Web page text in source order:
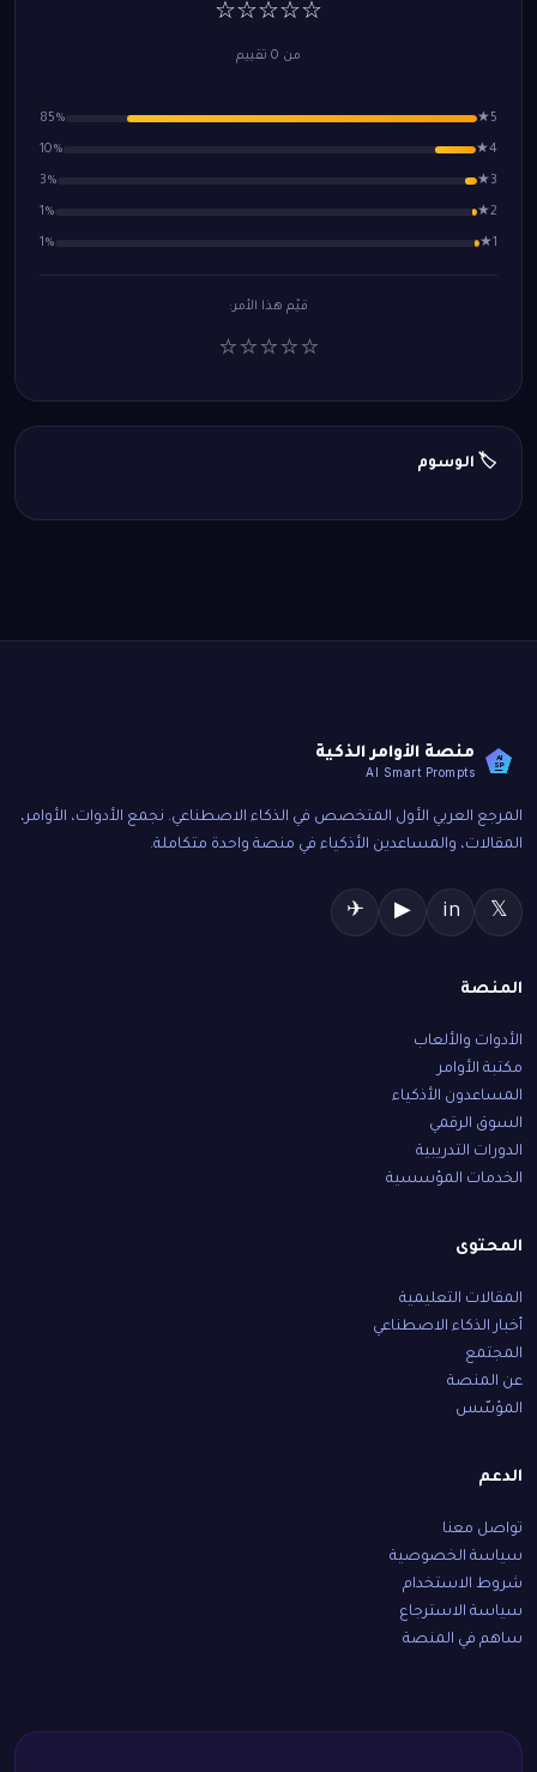
☆☆☆☆☆
من 0 تقييم
5★
85%
4★
10%
3★
3%
2★
1%
1★
1%
قيّم هذا الأمر:
⭐
⭐
⭐
⭐
⭐
🏷️ الوسوم
AI
SP
منصة الأوامر الذكية
AI Smart Prompts
المرجع العربي الأول المتخصص في الذكاء الاصطناعي. نجمع الأدوات، الأوامر،
المقالات، والمساعدين الأذكياء في منصة واحدة متكاملة.
𝕏
in
▶
✈
المنصة
الأدوات والألعاب
مكتبة الأوامر
المساعدون الأذكياء
السوق الرقمي
الدورات التدريبية
الخدمات المؤسسية
المحتوى
المقالات التعليمية
أخبار الذكاء الاصطناعي
المجتمع
عن المنصة
المؤسّس
الدعم
تواصل معنا
سياسة الخصوصية
شروط الاستخدام
سياسة الاسترجاع
ساهم في المنصة